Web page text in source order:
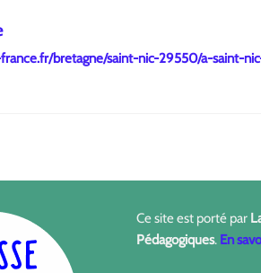
bretagne/saint-nic-29550/a-saint-
Ce site est porté par
Pédagogiques. En